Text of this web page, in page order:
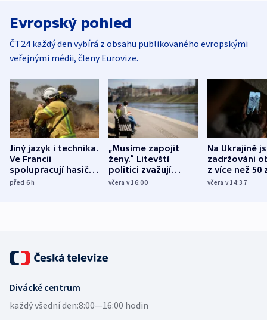
Evropský pohled
ČT24 každý den vybírá z obsahu publikovaného evropskými
veřejnými médii, členy Eurovize.
Jiný jazyk i technika.
Ve Francii
spolupracují hasiči z
různých zemí
před 6h
„Musíme zapojit
ženy.“ Litevští
politici zvažují
dohodu o
včera v 16:00
Na Ukrajině
zadržováni
z více než 50
Bojovali na
včera v 14:37
Divácké centrum
každý všední den:8:00—16:00 hodin